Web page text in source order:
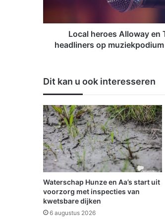
o
o
w
a
y
e
n
T
o
o
s
s
t
X
Local heroes Alloway en
headliners op
Dit kan u ook interesseren
Waterschap Hunze en Aa’s start uit
voorzorg met inspecties van
kwetsbare dijken
6 augustus 2026